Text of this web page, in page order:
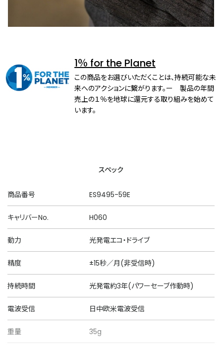
1％ for the Planet
この商品をお選びいただくことは、持続可能な未
来へのアクションに繋がります。ー 製品の年間
売上の１％を地球に還元する取り組みを始めて
います。
スペック
商品番号 ES9495-59E
キャリバーNo. H060
動力 光発電エコ・ドライブ
精度 ±15秒／月(非受信時)
持続時間 光発電約3年(パワーセーブ作動時)
電波受信 日中欧米電波受信
重量 35g